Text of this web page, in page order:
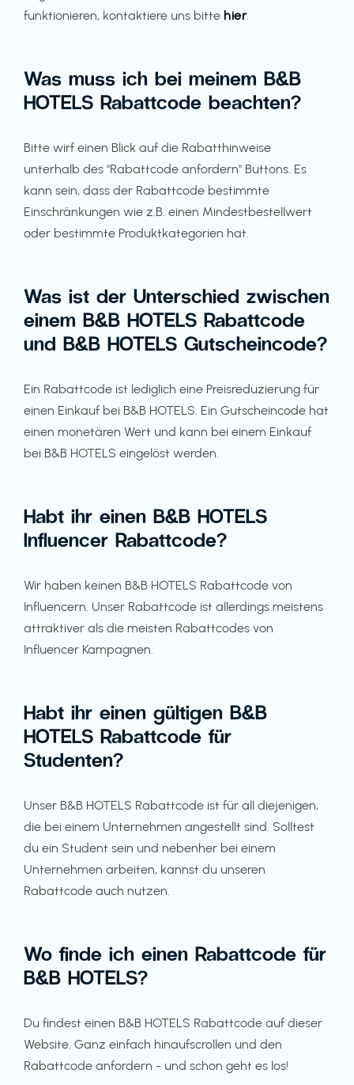
funktionieren, kontaktiere uns bitte hier.
Was muss ich bei meinem B&B
HOTELS Rabattcode beachten?
Bitte wirf einen Blick auf die Rabatthinweise
unterhalb des "Rabattcode anfordern" Buttons. Es
kann sein, dass der Rabattcode bestimmte
Einschränkungen wie z.B. einen Mindestbestellwert
oder bestimmte Produktkategorien hat.
Was ist der Unterschied zwischen
einem B&B HOTELS Rabattcode
und B&B HOTELS Gutscheincode?
Ein Rabattcode ist lediglich eine Preisreduzierung für
einen Einkauf bei B&B HOTELS. Ein Gutscheincode hat
einen monetären Wert und kann bei einem Einkauf
bei B&B HOTELS eingelöst werden.
Habt ihr einen B&B HOTELS
Influencer Rabattcode?
Wir haben keinen B&B HOTELS Rabattcode von
Influencern. Unser Rabattcode ist allerdings meistens
attraktiver als die meisten Rabattcodes von
Influencer Kampagnen.
Habt ihr einen gültigen B&B
HOTELS Rabattcode für
Studenten?
Unser B&B HOTELS Rabattcode ist für all diejenigen,
die bei einem Unternehmen angestellt sind. Solltest
du ein Student sein und nebenher bei einem
Unternehmen arbeiten, kannst du unseren
Rabattcode auch nutzen.
Wo finde ich einen Rabattcode für
B&B HOTELS?
Du findest einen B&B HOTELS Rabattcode auf dieser
Website. Ganz einfach hinaufscrollen und den
Rabattcode anfordern - und schon geht es los!